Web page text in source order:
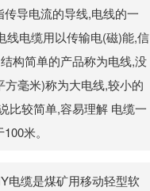
导电流的导线,电线的一
线电缆用以传输电(磁)能,信
构简单的产品称为电线,没
毫米)称为大电线,较小的
比较简单,容易理解 电缆一
米。
电缆是煤矿用移动轻型软